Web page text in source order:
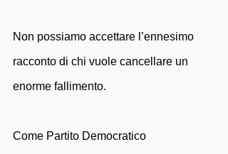
Non possiamo accettare l’ennesimo
racconto di chi vuole cancellare un
enorme fallimento.
Come Partito Democratico